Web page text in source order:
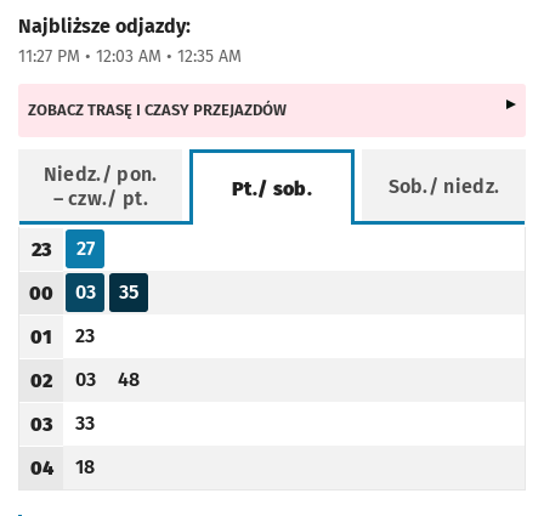
Najbliższe odjazdy:
11:27 PM • 12:03 AM • 12:35 AM
ZOBACZ TRASĘ I CZASY PRZEJAZDÓW
Niedz./ pon.
– czw./ pt.
Pt./ sob. Sob./ niedz.
Rozkład jazdy -
Godzina odjazdu
23
Odjazd
27
minut po godzinie 23
Godzina odjazdu
00
Odjazd
03
minut po godzinie 00
Odjazd
35
minut po godzinie 00
Godzina odjazdu
01
Odjazd
23
minut po godzinie 01
Godzina odjazdu
02
Odjazd
03
minut po godzinie 02
Odjazd
48
minut po godzinie 02
Godzina odjazdu
03
Odjazd
33
minut po godzinie 03
Godzina odjazdu
04
Odjazd
18
minut po godzinie 04